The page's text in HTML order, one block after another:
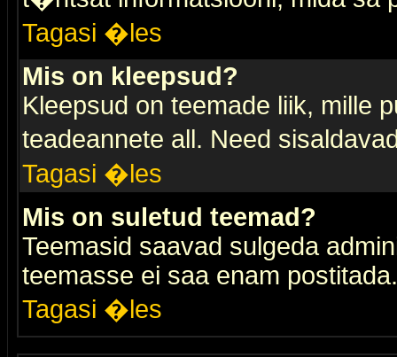
Tagasi �les
Mis on kleepsud?
Kleepsud on teemade liik, mille
teadeannete all. Need
Tagasi �les
Mis on suletud teemad?
Teemasid saavad sulgeda
teemasse ei saa enam postitada.
Tagasi �les